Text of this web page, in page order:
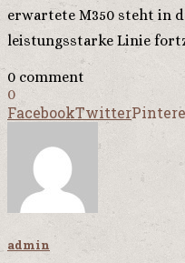
erwartete M350 steht in
leistungsstarke Linie
0 comment
0
FacebookTwitter
admin